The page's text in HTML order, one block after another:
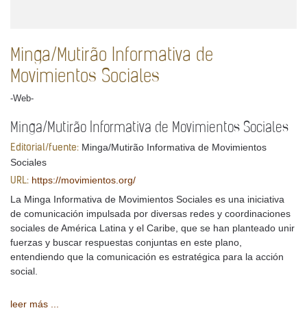
Minga/Mutirão Informativa de
Movimientos Sociales
-Web-
Minga/Mutirão Informativa de Movimientos Sociales
Editorial/fuente: Minga/Mutirão Informativa de Movimientos
Sociales
URL: https://movimientos.org/
La Minga Informativa de Movimientos Sociales es una iniciativa
de comunicación impulsada por diversas redes y coordinaciones
sociales de América Latina y el Caribe, que se han planteado unir
fuerzas y buscar respuestas conjuntas en este plano,
entendiendo que la comunicación es estratégica para la acción
social.
leer más ...